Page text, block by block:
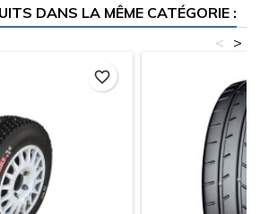
DANS LA MÊME CATÉGORIE :
>
<
favorite_border